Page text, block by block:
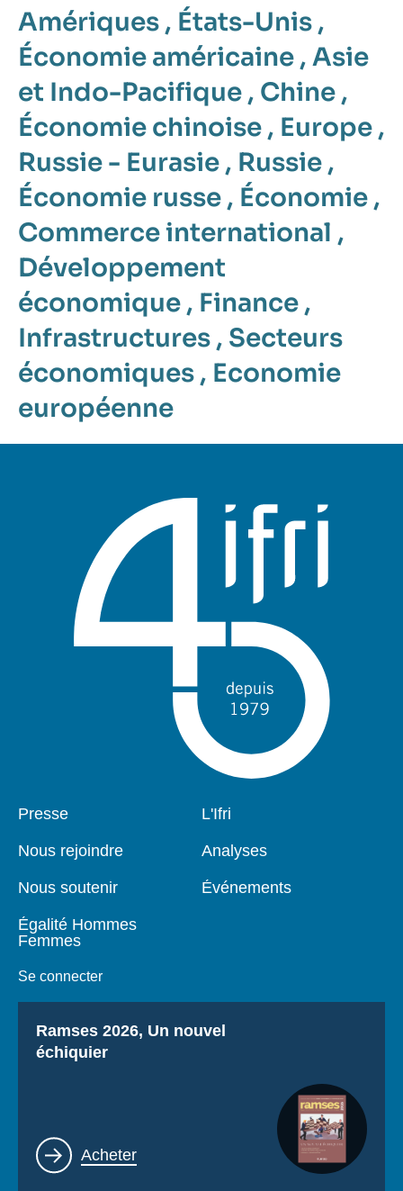
Amériques , États-Unis ,
Économie américaine , Asie
et Indo-Pacifique , Chine ,
Économie chinoise , Europe ,
Russie - Eurasie , Russie ,
Économie russe , Économie ,
Commerce international ,
Développement
économique , Finance ,
Infrastructures , Secteurs
économiques , Economie
européenne
Pied
Presse
Nous rejoindre
Nous soutenir
Égalité Hommes
Femmes
Se connecter
Navigation
L'Ifri
Analyses
Événements
Titre
Ramses 2026, Un nouvel
échiquier
Lien
Acheter